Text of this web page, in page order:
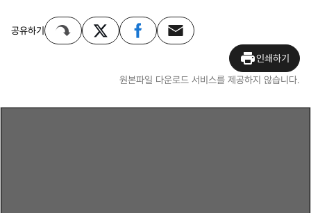
공유하기
인쇄하기
원본파일 다운로드 서비스를 제공하지 않습니다.